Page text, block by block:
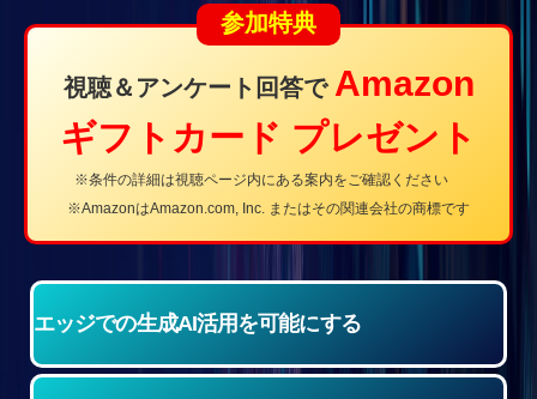
参加特典
視聴＆アンケート回答で Amazon
ギフトカード プレゼント
※条件の詳細は視聴ページ内にある案内をご確認ください
※AmazonはAmazon.com, Inc. またはその関連会社の商標です
エッジでの生成AI活用を可能にする